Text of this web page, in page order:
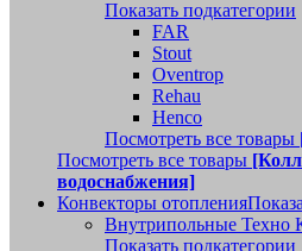
Показать подкатегории
FAR
Stout
Oventrop
Rehau
Henco
Посмотреть все товары
Посмотреть все товары
водоснабжения]
Конвекторы отопления
Внутрипольные Техно
Показать подкатегории